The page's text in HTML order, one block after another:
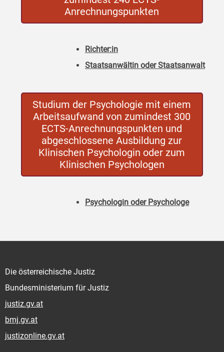
Anrechnungspunkten
Richter:in
Staatsanwältin oder Staatsanwalt
Studium der Psychologie mit einem
Arbeitsaufwand von zumindest 300
ECTS-Anrechnungspunkten und
abgeschlossene Ausbildung zur
Klinischen Psychologin oder zum
Klinischen Psychologen
Psychologin oder Psychologe
Die österreichische Justiz
Bundesministerium für Justiz
justiz.gv.at
bmj.gv.at
justizonline.gv.at